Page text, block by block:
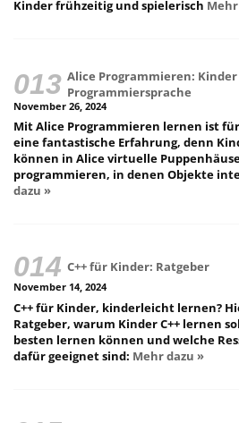
Kinder frühzeitig und spielerisch
Alice Programmieren:
Programmiersprache
November 26, 2024
Mit Alice Programmieren lernen ist
eine fantastische Erfahrung, denn
können in Alice virtuelle
programmieren, in denen Objekte
dazu »
C++ für Kinder: Ratgeber
November 14, 2024
C++ für Kinder, kinderleicht lernen?
Ratgeber, warum Kinder C++ lernen
besten lernen können und welche
dafür geeignet sind: Mehr dazu »